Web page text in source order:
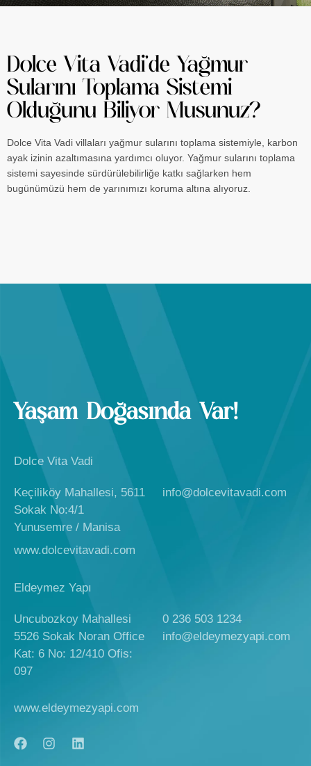
Dolce Vita Vadi’de Yağmur
Sularını Toplama Sistemi
Olduğunu Biliyor Musunuz?
Dolce Vita Vadi villaları yağmur sularını toplama sistemiyle, karbon
ayak izinin azaltımasına yardımcı oluyor. Yağmur sularını toplama
sistemi sayesinde sürdürülebilirliğe katkı sağlarken hem
bugünümüzü hem de yarınımızı koruma altına alıyoruz.
Yaşam Doğasında Var!
Dolce Vita Vadi
Keçiliköy Mahallesi, 5611
Sokak No:4/1
Yunusemre / Manisa
info@dolcevitavadi.com
www.dolcevitavadi.com
Eldeymez Yapı
Uncubozkoy Mahallesi
5526 Sokak Noran Office
Kat: 6 No: 12/410 Ofis:
097
0 236 503 1234
info@eldeymezyapi.com
www.eldeymezyapi.com